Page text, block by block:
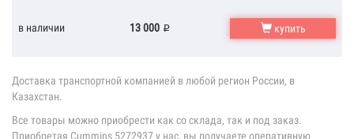
в наличии 13 000 купить
Доставка транспортной компанией в любой регион России, в
Казахстан.
Все товары можно приобрести как со склада, так и под заказ.
Приобретая Cummins 5272937 у нас, вы получаете оперативную